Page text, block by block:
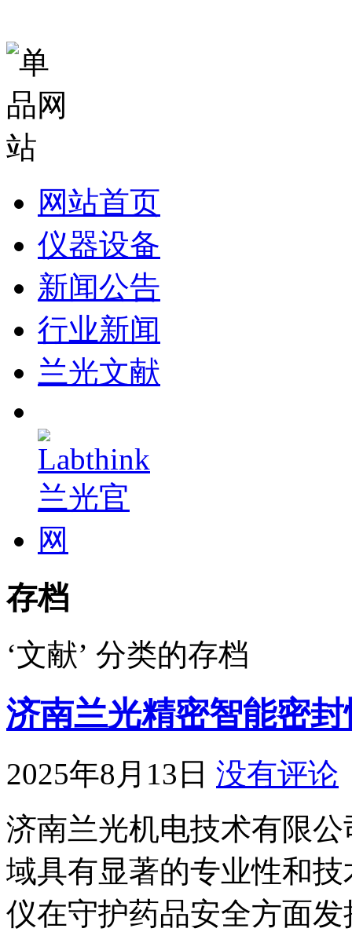
网站首页
仪器设备
新闻公告
行业新闻
兰光文献
存档
‘文献’ 分类的存档
济南兰光精密智能密
2025年8月13日 没有评论
济南兰光机电技术有限
域具有显著的专业性和
仪在守护药品安全方面